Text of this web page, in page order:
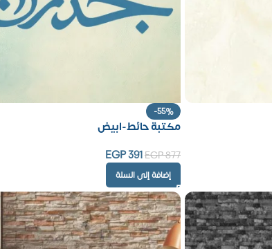
-55%
مكتبة حائط-ابيض
EGP877
EGP391
إضافة إلى السلة